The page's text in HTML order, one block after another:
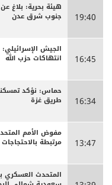
19:40 جنوب شرق عدن
16:45
الجيش
انتهاكات حزب الله
16:34
حماس: نؤكد
طريق غزة
13:47 مرتبطة
المتحدث العسكري